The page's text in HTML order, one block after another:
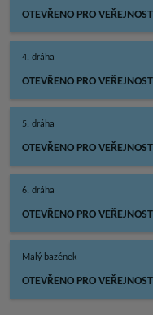
OTEVŘENO PRO VEŘEJNOST
4. dráha
OTEVŘENO PRO VEŘEJNOST
5. dráha
OTEVŘENO PRO VEŘEJNOST
6. dráha
OTEVŘENO PRO VEŘEJNOST
Malý bazének
OTEVŘENO PRO VEŘEJNOST